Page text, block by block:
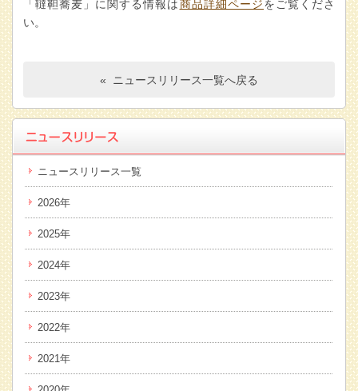
「韃靼蕎麦」に関する情報は商品詳細ページをご覧くださ
い。
« ニュースリリース一覧へ戻る
ニュースリリース一覧
2026年
2025年
2024年
2023年
2022年
2021年